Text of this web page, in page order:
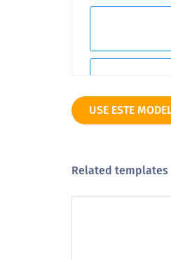
Muito improvável
2. Por favor,
USE ESTE
Related